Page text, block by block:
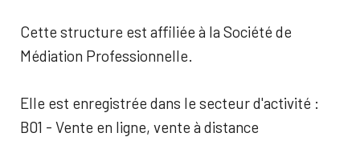
Cette structure est affiliée à la Société de
Médiation Professionnelle.
Elle est enregistrée dans le secteur d'activité :
B01 - Vente en ligne, vente à distance